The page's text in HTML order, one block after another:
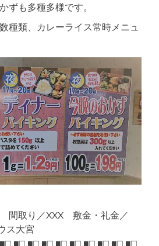
ずも多種多様です。
種類、カレーライス常時メニュ
間取り／XXX 敷金・礼金／
ス大宮
■□ ■□ ■□ ■□ ■□ ■□ ■□ ■□ ■□